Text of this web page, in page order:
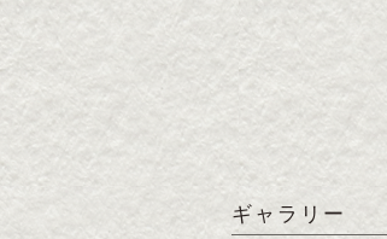
ギャラリー